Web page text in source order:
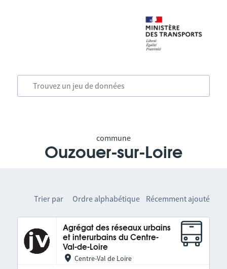
commune
Ouzouer-sur-Loire
Trier par Ordre alphabétique Récemment ajouté
Agrégat des réseaux urbains
et interurbains du Centre-
Val-de-Loire
Centre-Val de Loire